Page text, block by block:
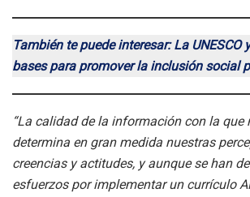
También te puede interesar: La UNESCO
bases para promover la inclusión social
“La calidad de la información con la que
determina en gran medida nuestras
creencias y actitudes, y aunque se han
esfuerzos por implementar un currículo